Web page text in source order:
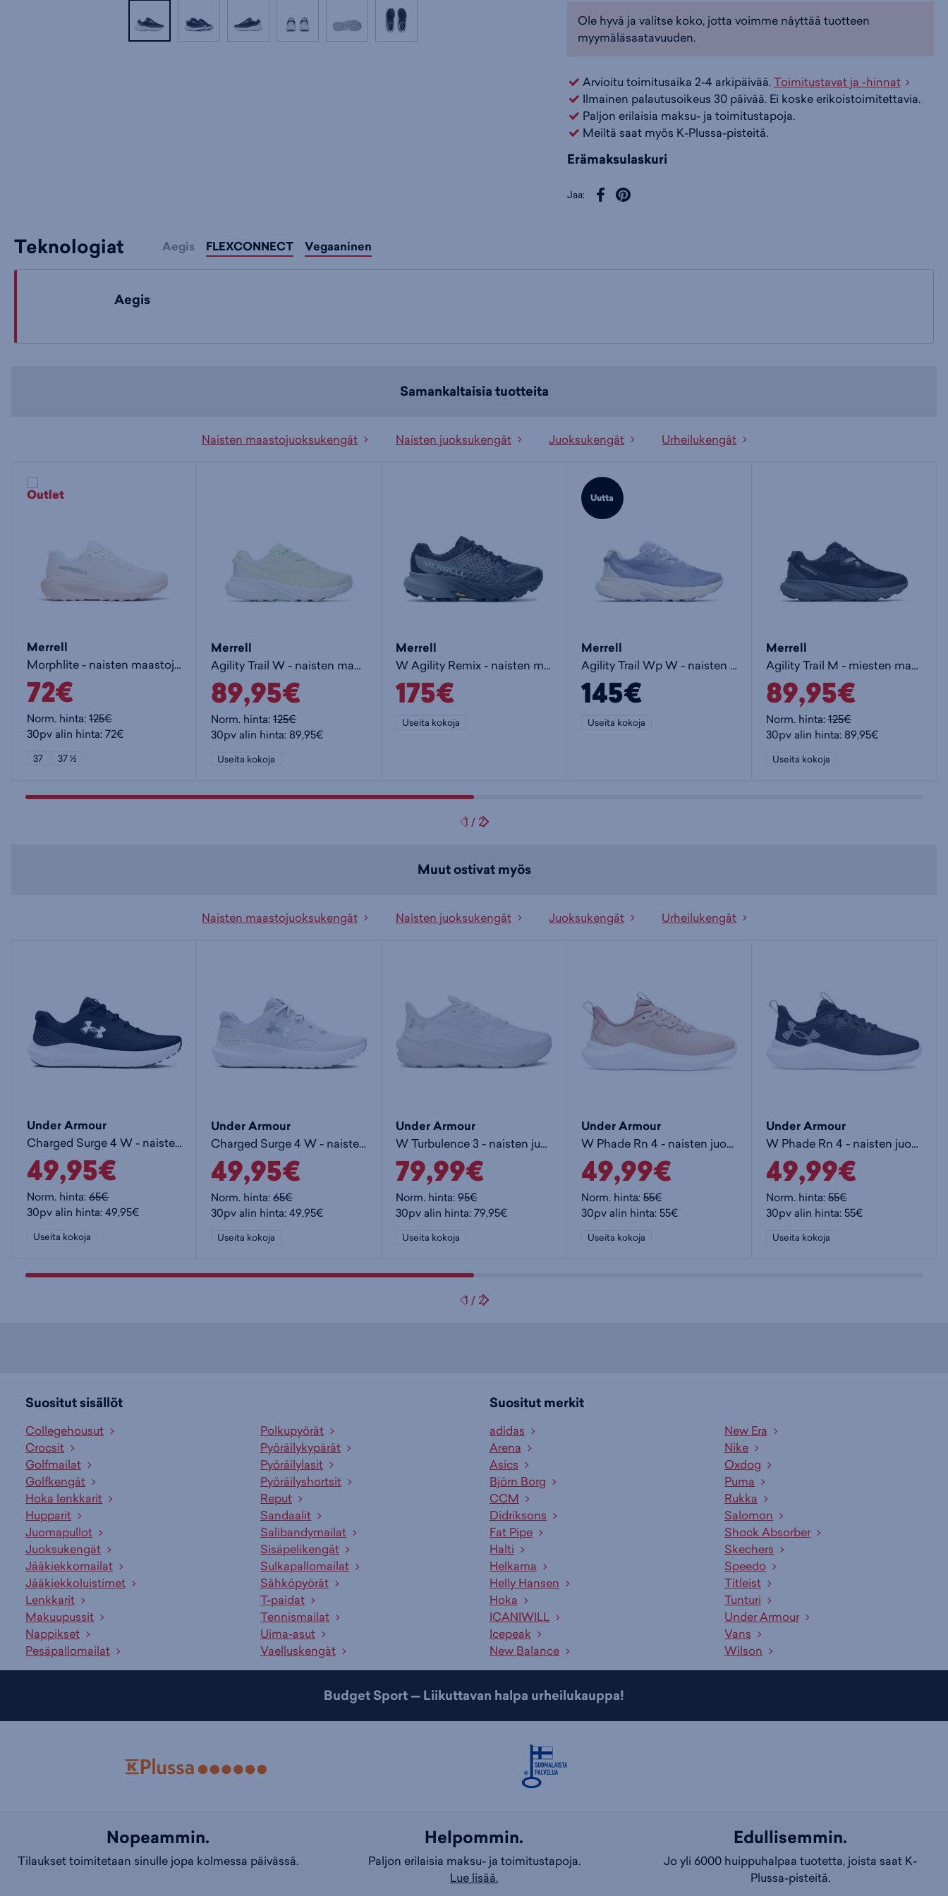
ia ä
Kengät
Väri:Musta(MERJ00003285)
Ole hyvä ja valitse koko, jotta voimme näyttää tuotteen
myymäläsaatavuuden.
Arvioitu toimitusaika 2-4 arkipäivää.Toimitustavat ja -hinnat
Ilmainen palautusoikeus 30 päivää. Ei koske erikoistoimitettavia.
Paljon erilaisia maksu- ja toimitustapoja.
Meiltä saat myös K-Plussa-pisteitä.
Erämaksulaskuri
Jaa:
Teknologiat Aegis FLEXCONNECT Vegaaninen
Aegis
Samankaltaisia tuotteita
Naisten maastojuoksukengät Naisten juoksukengät Juoksukengät Urheilukengät
Merrell
Morphlite - naisten maastojuoksukengät
72€
Norm. hinta:125€
30pv alin hinta: 72€
37 37 ½
Merrell
Agility Trail W - naisten maastojuoksukengät
89,95€
Norm. hinta:125€
30pv alin hinta: 89,95€
Useita kokoja
Merrell
W Agility Remix - naisten maastojuoksukengät
175€
Useita kokoja
Uutta
Merrell
Agility Trail Wp W - naisten maastojuoksukengät
145€
Useita kokoja
Merrell
Agility Trail M - miesten maastojuoksukengät
89,95€
Norm. hinta:125€
30pv alin hinta: 89,95€
Useita kokoja
1 / 2
Muut ostivat myös
Naisten maastojuoksukengät Naisten juoksukengät Juoksukengät Urheilukengät
Under Armour
Charged Surge 4 W - naisten juoksukengät
49,95€
Norm. hinta:65€
30pv alin hinta: 49,95€
Useita kokoja
Under Armour
Charged Surge 4 W - naisten juoksukengät
49,95€
Norm. hinta:65€
30pv alin hinta: 49,95€
Useita kokoja
Under Armour
W Turbulence 3 - naisten juoksukengät
79,99€
Norm. hinta:95€
30pv alin hinta: 79,95€
Useita kokoja
Under Armour
W Phade Rn 4 - naisten juoksukengät
49,99€
Norm. hinta:55€
30pv alin hinta: 55€
Useita kokoja
Under Armour
W Phade Rn 4 - naisten juoksukengät
49,99€
Norm. hinta:55€
30pv alin hinta: 55€
Useita kokoja
1 / 2
Suositut sisällöt
Collegehousut
Crocsit
Golfmailat
Golfkengät
Hoka lenkkarit
Hupparit
Juomapullot
Juoksukengät
Jääkiekkomailat
Jääkiekkoluistimet
Lenkkarit
Makuupussit
Nappikset
Pesäpallomailat
Polkupyörät
Pyöräilykypärät
Pyöräilylasit
Pyöräilyshortsit
Reput
Sandaalit
Salibandymailat
Sisäpelikengät
Sulkapallomailat
Sähköpyörät
T-paidat
Tennismailat
Uima-asut
Vaelluskengät
Suositut merkit
adidas
Arena
Asics
Björn Borg
CCM
Didriksons
Fat Pipe
Halti
Helkama
Helly Hansen
Hoka
ICANIWILL
Icepeak
New Balance
New Era
Nike
Oxdog
Puma
Rukka
Salomon
Shock Absorber
Skechers
Speedo
Titleist
Tunturi
Under Armour
Vans
Wilson
Budget Sport — Liikuttavan halpa urheilukauppa!
Nopeammin.
Tilaukset toimitetaan sinulle jopa kolmessa päivässä.
Helpommin.
Paljon erilaisia maksu- ja toimitustapoja.
Lue lisää.
Edullisemmin.
Jo yli 6000 huippuhalpaa tuotetta, joista saat K-
Plussa-pisteitä.